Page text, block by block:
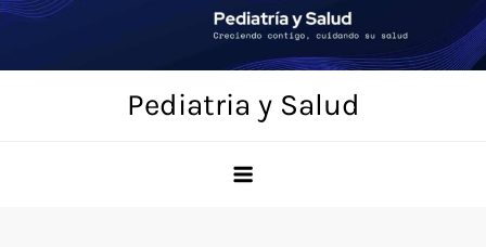
Saltar
contenido
Pediatria y Salud